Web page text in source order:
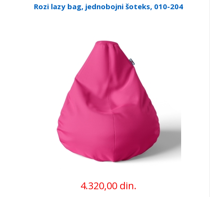
Rozi lazy bag, jednobojni šoteks, 010-204
4.320,00 din.